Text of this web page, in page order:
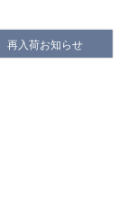
再入荷お知らせ